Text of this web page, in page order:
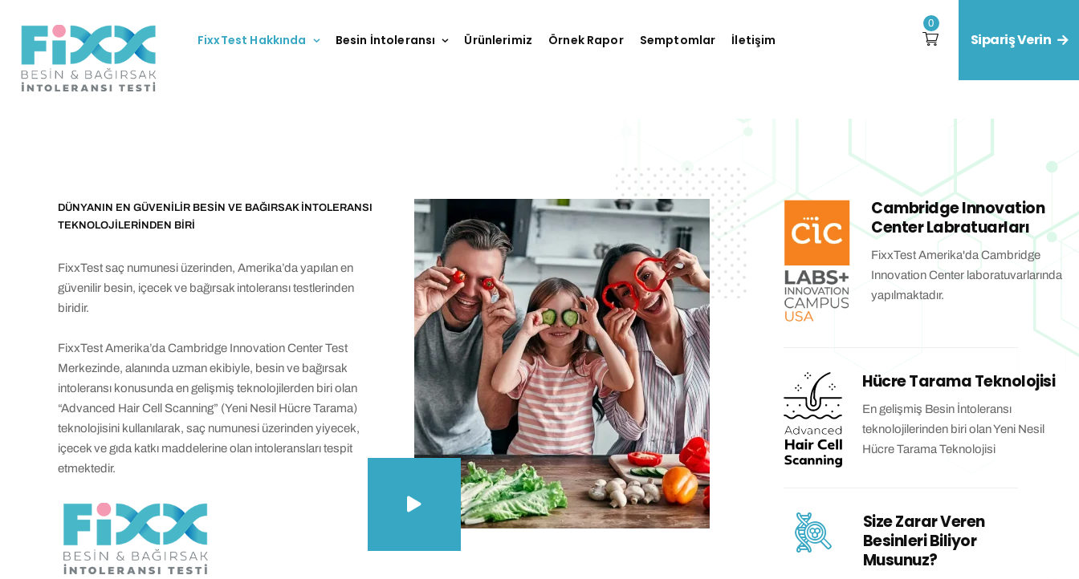
FixxTest Hakkında Besin İntoleransı Ürünlerimiz Örnek Rapor Semptomlar İletişim
0
Sipariş Verin
DÜNYANIN EN GÜVENİLİR BESİN VE BAĞIRSAK İNTOLERANSI
TEKNOLOJİLERİNDEN BİRİ
FixxTest saç numunesi üzerinden, Amerika’da yapılan en
güvenilir besin, içecek ve bağırsak intoleransı testlerinden
biridir.
FixxTest Amerika’da Cambridge Innovation Center Test
Merkezinde, alanında uzman ekibiyle, besin ve bağırsak
intoleransı konusunda en gelişmiş teknolojilerden biri olan
“Advanced Hair Cell Scanning” (Yeni Nesil Hücre Tarama)
teknolojisini kullanılarak, saç numunesi üzerinden yiyecek,
içecek ve gıda katkı maddelerine olan intoleransları tespit
etmektedir.
Cambridge Innovation
Center Labratuarları
FixxTest Amerika'da Cambridge
Innovation Center laboratuvarlarında
yapılmaktadır.
Hücre Tarama Teknolojisi
En gelişmiş Besin İntoleransı
teknolojilerinden biri olan Yeni Nesil
Hücre Tarama Teknolojisi
Size Zarar Veren
Besinleri Biliyor
Musunuz?